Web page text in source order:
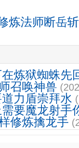
炼法师断岳斩
炼狱蜘蛛先
召唤神兽
力盾崇拜水
要魔龙射手
修炼擒龙手